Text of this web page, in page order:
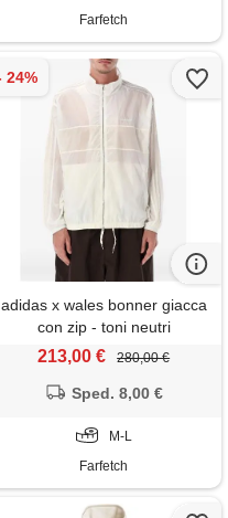
Farfetch
adidas x wales bonner giacca
con zip - toni neutri
213,00 € 280,00 €
Sped. 8,00 €
M-L
Farfetch